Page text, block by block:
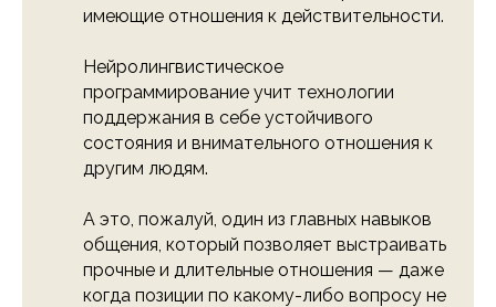
имеющие отношения к действительности.
Нейролингвистическое
программирование учит технологии
поддержания в себе устойчивого
состояния и внимательного отношения к
другим людям.
А это, пожалуй, один из главных навыков
общения, который позволяет выстраивать
прочные и длительные отношения — даже
когда позиции по какому-либо вопросу не